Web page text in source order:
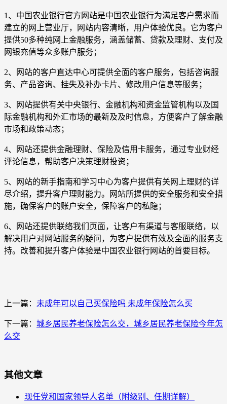
1、中国农业银行官方网站是中国农业银行为满足客户需求而
建立的网上营业厅，网站内容清晰，用户体验优良。它为客户
提供50多种纯网上金融服务，涵盖储蓄、贷款及理财、支付及
网银充值等众多账户服务；
2、网站的客户直达中心可提供全面的客户服务，包括咨询服
务、产品咨询、挂失及补办卡片、修改用户信息等服务；
3、网站提供有关中央银行、金融机构和资金监管机构以及国
际金融机构和外汇市场的最新及及时信息，方便客户了解金融
市场和政策动态；
4、网站还提供金融理财、保险及信用卡服务，通过专业财经
评论信息，帮助客户决策理财投资；
5、网站的新手指南和学习中心为客户提供有关网上理财的详
尽介绍，提升客户理财能力。网站所提供的安全服务和安全措
施，确保客户的账户安全，保障客户的私隐；
6、网站还提供联络我们页面，让客户有渠道与客服联络，以
解决用户对网站服务的疑问，为客户提供有效及全面的服务支
持。改善和提升客户体验是中国农业银行网站的首要目标。
上一篇： 未成年可以自己买保险吗 未成年保险怎么买
下一篇： 城乡居民养老保险怎么交，城乡居民养老保险今年怎
么交
其他文章
现任党和国家领导人名单（附级别、任期详解）